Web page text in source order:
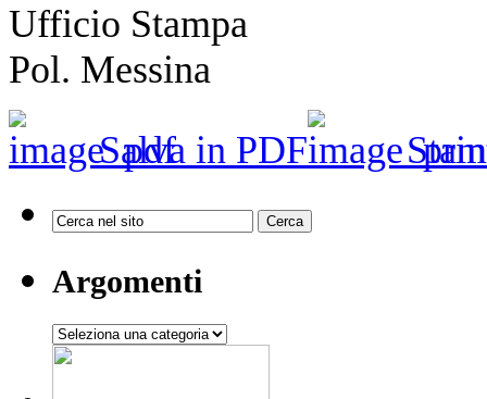
Ufficio Stampa
Pol. Messina
Salva in PDF
Argomenti
Argomenti